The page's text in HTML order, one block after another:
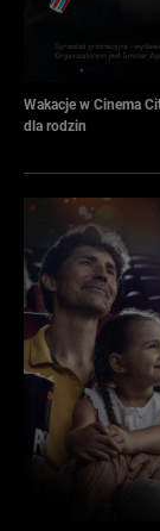
Wakacje w Cinema
dla rodzin